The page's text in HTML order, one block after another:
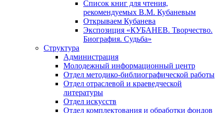
Список книг для чтения,
рекомендуемых В.М. Кубаневым
Открываем Кубанева
Экспозиция «КУБАНЕВ. Творчество.
Биография. Судьба»
Структура
Администрация
Молодежный информационный центр
Отдел методико-библиографической работы
Отдел отраслевой и краеведческой
литературы
Отдел искусств
Отдел комплектования и обработки фондов